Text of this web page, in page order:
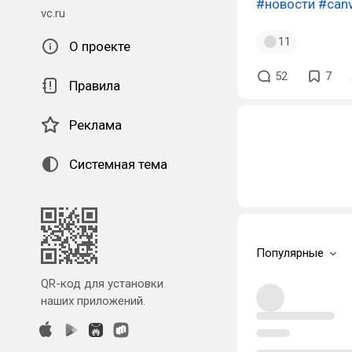
vc.ru
О проекте
Правила
Реклама
Системная тема
QR-код для установки
наших приложений.
#новости
11
52 7
Популярные